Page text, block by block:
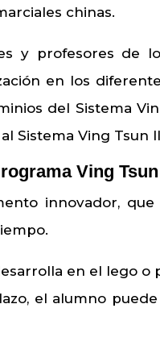
chinas.
y profesores de
en los
del Sistema
Sistema Ving Tsun
Ving
innovador,
en el lego
el alumno